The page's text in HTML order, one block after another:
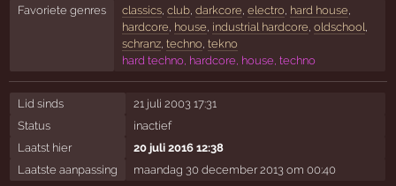
Favoriete genres
classics, club, darkcore, electro, hard house,
hardcore, house, industrial hardcore, oldschool,
schranz, techno, tekno
hard techno, hardcore, house, techno
Lid sinds
21 juli 2003 17:31
Status
inactief
Laatst hier
20 juli 2016 12:38
Laatste aanpassing
maandag 30 december 2013 om 00:40